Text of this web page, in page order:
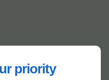
priority